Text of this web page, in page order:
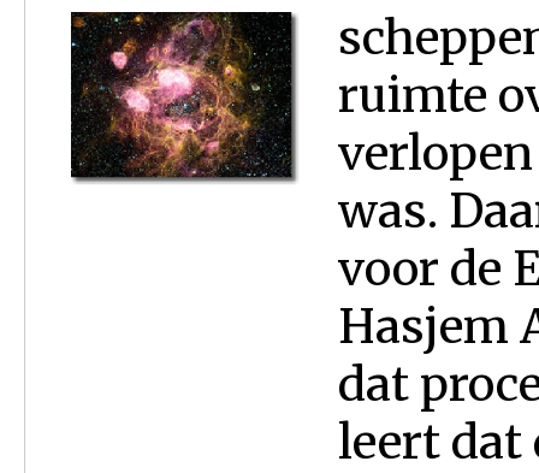
ruimte
was.
voor de
Hasjem
dat
leert dat